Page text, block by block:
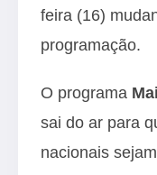
feira (16)
programação.
O programa
sai do ar para
nacionais